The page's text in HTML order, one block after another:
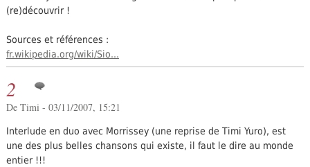
(re)découvrir !
Sources et références :
fr.wikipedia.org/wiki/Sio...
2
De Timi - 03/11/2007, 15:21
Interlude en duo avec Morrissey (une reprise de Timi Yuro), est
une des plus belles chansons qui existe, il faut le dire au monde
entier !!!